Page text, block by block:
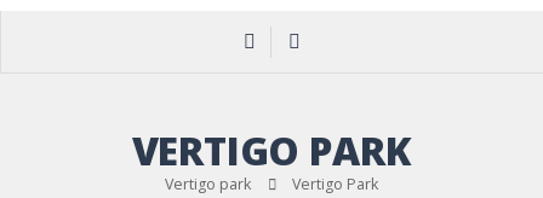
VERTIGO PARK
Vertigo park Vertigo Park